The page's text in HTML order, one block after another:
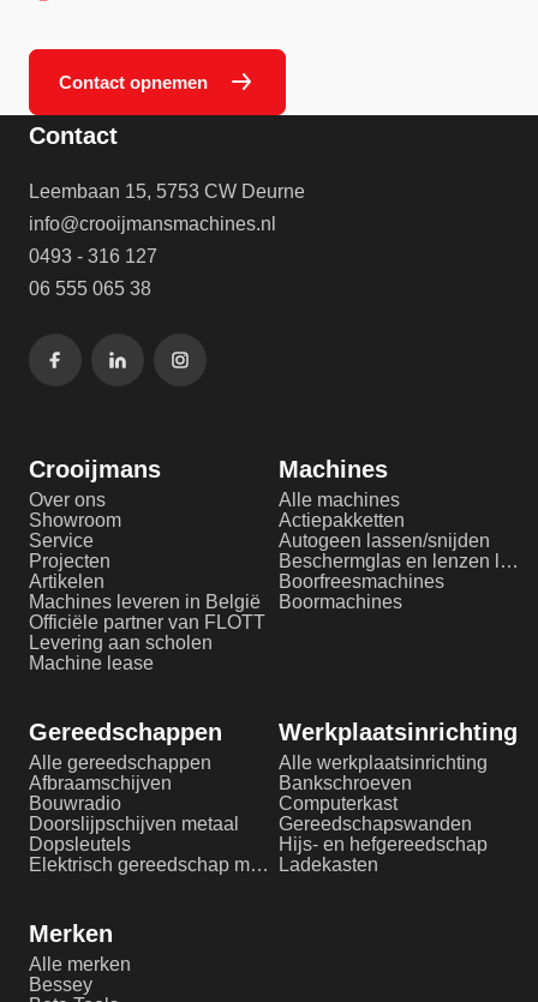
Contact opnemen
Contact
Leembaan 15, 5753 CW Deurne
info@crooijmansmachines.nl
0493 - 316 127
06 555 065 38
Crooijmans
Over ons
Showroom
Service
Projecten
Artikelen
Machines leveren in België
Officiële partner van FLOTT
Levering aan scholen
Machine lease
Machines
Alle machines
Actiepakketten
Autogeen lassen/snijden
Beschermglas en lenzen laserlassen
Boorfreesmachines
Boormachines
Gereedschappen
Alle gereedschappen
Afbraamschijven
Bouwradio
Doorslijpschijven metaal
Dopsleutels
Elektrisch gereedschap metaalbewerking
Werkplaatsinrichting
Alle werkplaatsinrichting
Bankschroeven
Computerkast
Gereedschapswanden
Hijs- en hefgereedschap
Ladekasten
Merken
Alle merken
Bessey